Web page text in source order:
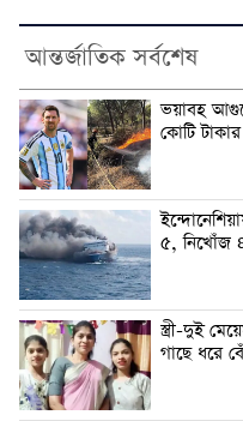
আন্তর্জাতিক সর্বশেষ
ভয়াবহ
কোটি
৫, নিখোঁজ
স্ত্রী-দুই
গাছে ধরে